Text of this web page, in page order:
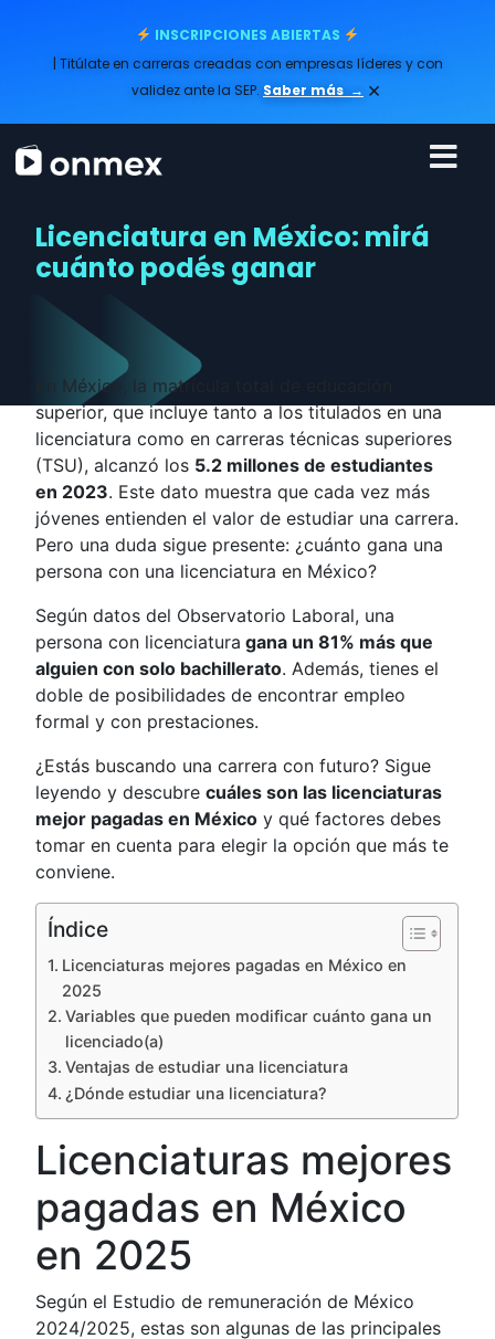
INSCRIPCIONES ABIERTAS
| Titúlate en carreras creadas con empresas líderes y con
validez ante la SEP. Saber más → ×
Licenciatura en México: mirá
cuánto podés ganar
En México, la matrícula total de educación
superior, que incluye tanto a los titulados en una
licenciatura como en carreras técnicas superiores
(TSU), alcanzó los 5.2 millones de estudiantes
en 2023. Este dato muestra que cada vez más
jóvenes entienden el valor de estudiar una carrera.
Pero una duda sigue presente: ¿cuánto gana una
persona con una licenciatura en México?
Según datos del Observatorio Laboral, una
persona con licenciatura gana un 81% más que
alguien con solo bachillerato. Además, tienes el
doble de posibilidades de encontrar empleo
formal y con prestaciones.
¿Estás buscando una carrera con futuro? Sigue
leyendo y descubrecuáles son las licenciaturas
mejor pagadas en México y qué factores debes
tomar en cuenta para elegir la opción que más te
conviene.
Índice
Licenciaturas mejores pagadas en México en
2025
Variables que pueden modificar cuánto gana un
licenciado(a)
Ventajas de estudiar una licenciatura
¿Dónde estudiar una licenciatura?
Licenciaturas mejores
pagadas en México
en 2025
Según el Estudio de remuneración de México
2024/2025, estas son algunas de las principales